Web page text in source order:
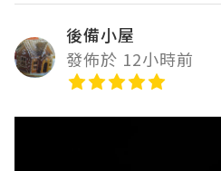
後備小屋
發佈於 12小時前